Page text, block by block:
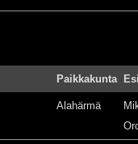
Paikkakunta
Alahärmä